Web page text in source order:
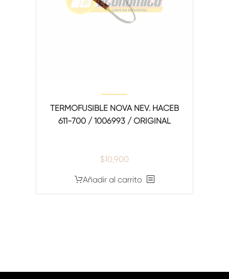
TERMOFUSIBLE NOVA NEV. HACEB
611-700 / 1006993 / ORIGINAL
$10,900
Añadir al carrito